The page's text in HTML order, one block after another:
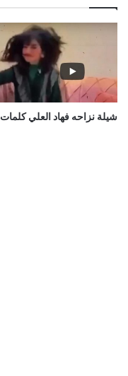
شيلة نزاحه فهاد العلي كلمات